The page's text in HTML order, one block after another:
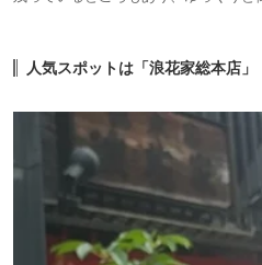
人気スポットは「浪花家総本店」